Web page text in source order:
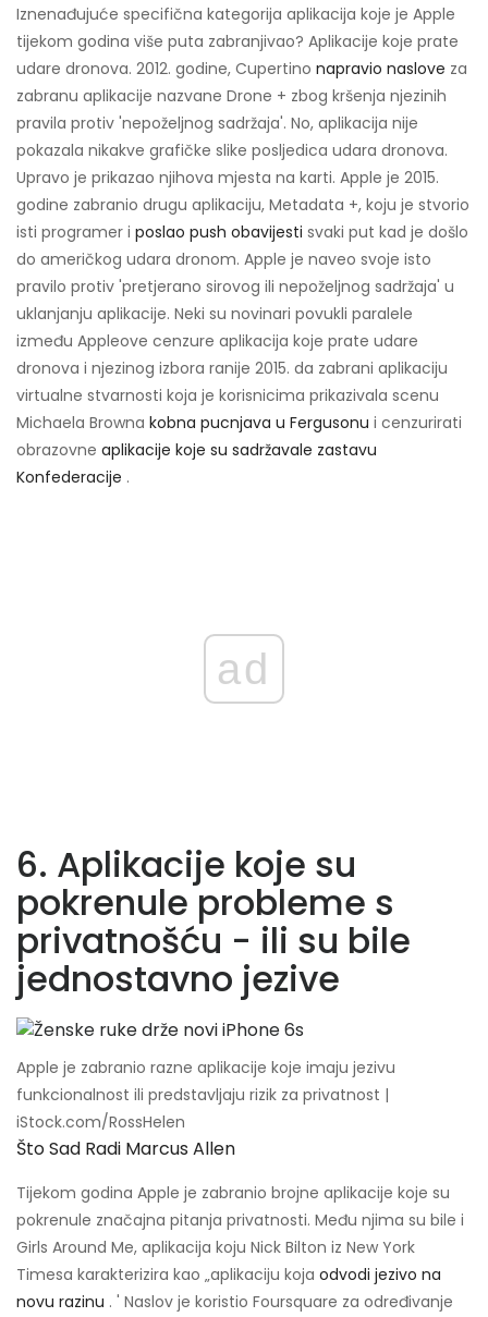
Iznenađujuće specifična kategorija aplikacija koje je Apple
tijekom godina više puta zabranjivao? Aplikacije koje prate
udare dronova. 2012. godine, Cupertino napravio naslove za
zabranu aplikacije nazvane Drone + zbog kršenja njezinih
pravila protiv 'nepoželjnog sadržaja'. No, aplikacija nije
pokazala nikakve grafičke slike posljedica udara dronova.
Upravo je prikazao njihova mjesta na karti. Apple je 2015.
godine zabranio drugu aplikaciju, Metadata +, koju je stvorio
isti programer i poslao push obavijesti svaki put kad je došlo
do američkog udara dronom. Apple je naveo svoje isto
pravilo protiv 'pretjerano sirovog ili nepoželjnog sadržaja' u
uklanjanju aplikacije. Neki su novinari povukli paralele
između Appleove cenzure aplikacija koje prate udare
dronova i njezinog izbora ranije 2015. da zabrani aplikaciju
virtualne stvarnosti koja je korisnicima prikazivala scenu
Michaela Browna kobna pucnjava u Fergusonu i cenzurirati
obrazovne aplikacije koje su sadržavale zastavu
Konfederacije .
ad
6. Aplikacije koje su
pokrenule probleme s
privatnošću - ili su bile
jednostavno jezive
Apple je zabranio razne aplikacije koje imaju jezivu
funkcionalnost ili predstavljaju rizik za privatnost |
iStock.com/RossHelen
Što Sad Radi Marcus Allen
Tijekom godina Apple je zabranio brojne aplikacije koje su
pokrenule značajna pitanja privatnosti. Među njima su bile i
Girls Around Me, aplikacija koju Nick Bilton iz New York
Timesa karakterizira kao „aplikaciju koja odvodi jezivo na
novu razinu . ' Naslov je koristio Foursquare za određivanje